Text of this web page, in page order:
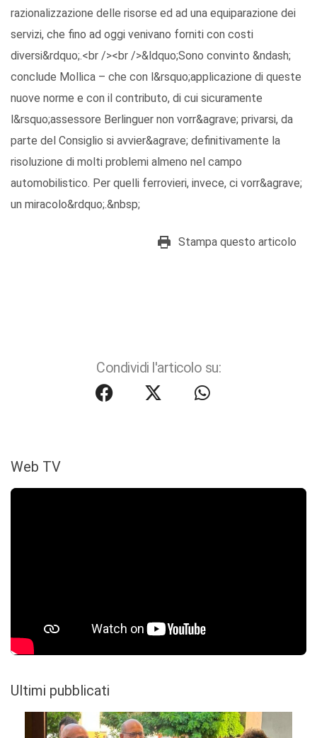
razionalizzazione delle risorse ed ad una equiparazione dei
servizi, che fino ad oggi venivano forniti con costi
diversi&rdquo;.<br /><br />&ldquo;Sono convinto &ndash;
conclude Mollica – che con l&rsquo;applicazione di queste
nuove norme e con il contributo, di cui sicuramente
l&rsquo;assessore Berlinguer non vorr&agrave; privarsi, da
parte del Consiglio si avvier&agrave; definitivamente la
risoluzione di molti problemi almeno nel campo
automobilistico. Per quelli ferrovieri, invece, ci vorr&agrave;
un miracolo&rdquo;.&nbsp;
Stampa questo articolo
Condividi l'articolo su:
Web TV
Ultimi pubblicati